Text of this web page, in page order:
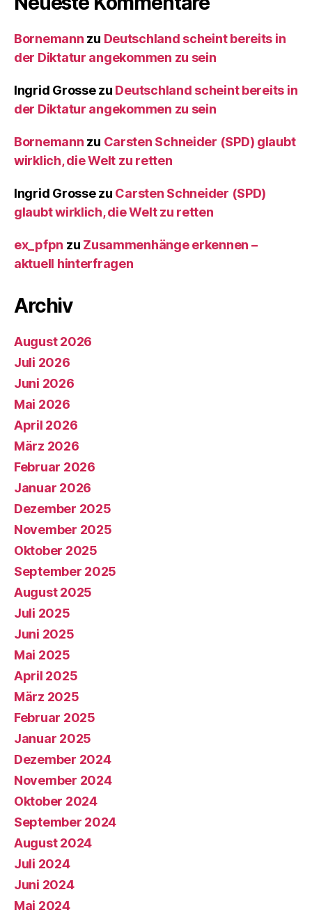
Bornemann zu Deutschland scheint bereits in
der Diktatur angekommen zu sein
Ingrid Grossezu Deutschland scheint bereits in
der Diktatur angekommen zu sein
Bornemann zu Carsten Schneider (SPD) glaubt
wirklich, die Welt zu retten
Ingrid Grossezu Carsten Schneider (SPD)
glaubt wirklich, die Welt zu retten
ex_pfpn zu Zusammenhänge erkennen –
aktuell hinterfragen
Archiv
August 2026
Juli 2026
Juni 2026
Mai 2026
April 2026
März 2026
Februar 2026
Januar 2026
Dezember 2025
November 2025
Oktober 2025
September 2025
August 2025
Juli 2025
Juni 2025
Mai 2025
April 2025
März 2025
Februar 2025
Januar 2025
Dezember 2024
November 2024
Oktober 2024
September 2024
August 2024
Juli 2024
Juni 2024
Mai 2024